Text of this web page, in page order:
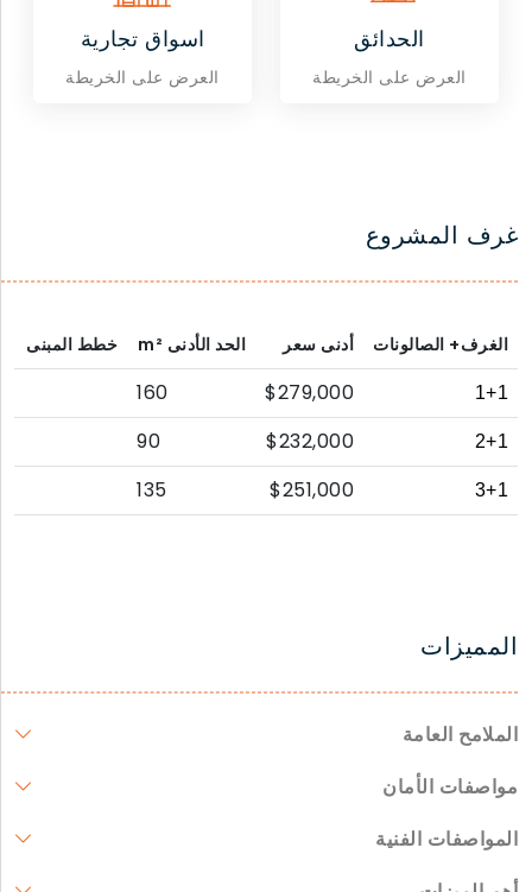
اسواق تجارية
العرض على الخريطة
الحدائق
العرض على الخريطة
غرف المشروع
الغرف+ الصالونات أدنى سعر الحد الأدنى خطط المبنى
1+1
$279,000
160
2+1
$232,000
90
3+1
$251,000
135
المميزات
الملامح العامة
مواصفات الأمان
المواصفات الفنية